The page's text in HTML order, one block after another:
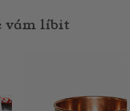
vám líbit